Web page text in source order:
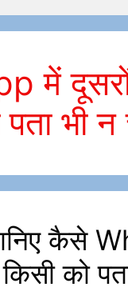
में
भी
कैसे
को